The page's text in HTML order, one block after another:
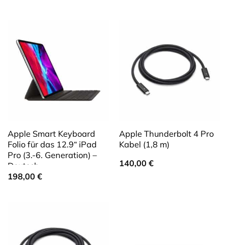
Apple Smart Keyboard
Folio für das 12.9“ iPad
Pro (3.-6. Generation) –
Deutsch
198,00 €
Apple Thunderbolt 4 Pro
Kabel (1,8 m)
140,00 €